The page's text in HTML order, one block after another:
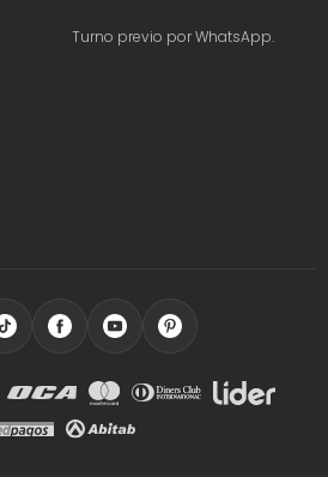
Turno previo por WhatsApp.